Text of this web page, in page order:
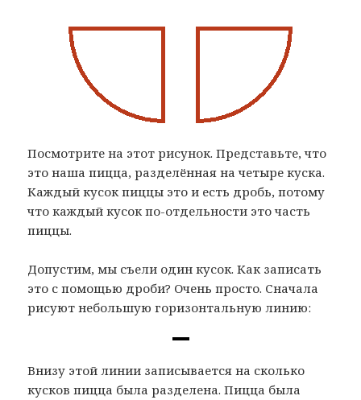
Посмотрите на этот рисунок. Представьте, что
это наша пицца, разделённая на четыре куска.
Каждый кусок пиццы это и есть дробь, потому
что каждый кусок по-отдельности это часть
пиццы.
Допустим, мы съели один кусок. Как записать
это с помощью дроби? Очень просто. Сначала
рисуют небольшую горизонтальную линию:
Внизу этой линии записывается на сколько
кусков пицца была разделена. Пицца была